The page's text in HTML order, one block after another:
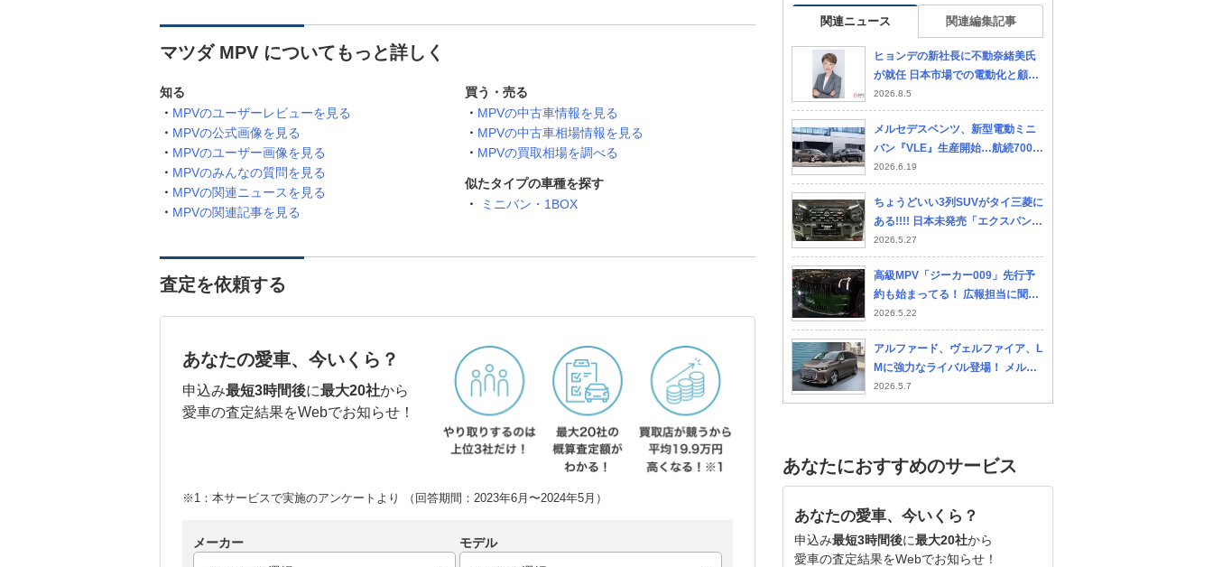
マツダ MPV についてもっと詳しく
知る
MPVのユーザーレビューを見る
MPVの公式画像を見る
MPVのユーザー画像を見る
MPVのみんなの質問を見る
MPVの関連ニュースを見る
MPVの関連記事を見る
買う・売る
MPVの中古車情報を見る
MPVの中古車相場情報を見る
MPVの買取相場を調べる
似たタイプの車種を探す
ミニバン・1BOX
査定を依頼する
あなたの愛車、今いくら？
申込み最短3時間後に最大20社から
愛車の査定結果をWebでお知らせ！
※1：本サービスで実施のアンケートより （回答期間：2023年6月〜2024年5月）
メーカー モデル
関連ニュース 関連編集記事
ヒョンデの新社長に不動奈緒美氏
が就任 日本市場での電動化と顧客
体験改革を加速
2026.8.5
メルセデスベンツ、新型電動ミニ
バン『VLE』生産開始…航続700k
m超を実現
2026.6.19
ちょうどいい3列SUVがタイ三菱に
ある!!!! 日本未発売「エクスパンダ
ークロスHEV」の完成度が惜しす
ぎる
2026.5.27
高級MPV「ジーカー009」先行予
約も始まってる！ 広報担当に聞い
た最新情報は？ 「以前から気にな
っていた」「日本でも乗りたい」
との声も！どんなクルマか改めて
解説
2026.5.22
アルファード、ヴェルファイア、L
Mに強力なライバル登場！ メルセ
デス・ベンツの新型フルサイズ電
動ミニバン「VLE」が世界初公
2026.5.7
あなたにおすすめのサービス
あなたの愛車、今いくら？
申込み最短3時間後に最大20社から
愛車の査定結果をWebでお知らせ！